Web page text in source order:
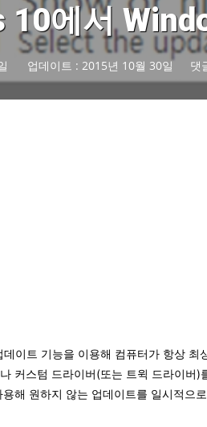
10에서
업데이트 : 2015년 10월 30일 댓
이트 기능을 이용해 컴퓨터가 항상 최
커스텀 드라이버(또는 트윅 드라이버
해 원하지 않는 업데이트를 일시적으